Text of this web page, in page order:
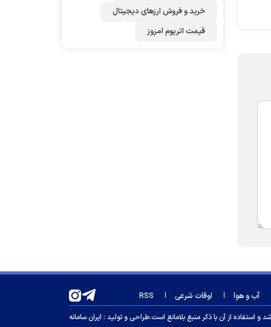
خرید و فروش ارزهای دیجیتال
قیمت اتریوم امروز
آب و هوا اوقات شرعی RSS
استفاده از آن با ذکر منبع بلامانع است.طراحی و تولید : ایران سامانه